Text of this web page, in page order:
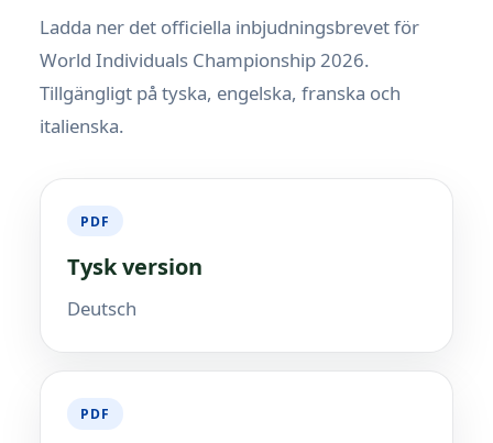
Ladda ner det officiella inbjudningsbrevet för
World Individuals Championship 2026.
Tillgängligt på tyska, engelska, franska och
italienska.
PDF
Tysk version
Deutsch
PDF